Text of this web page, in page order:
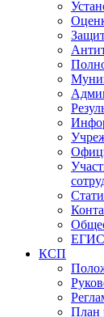
КСП
План